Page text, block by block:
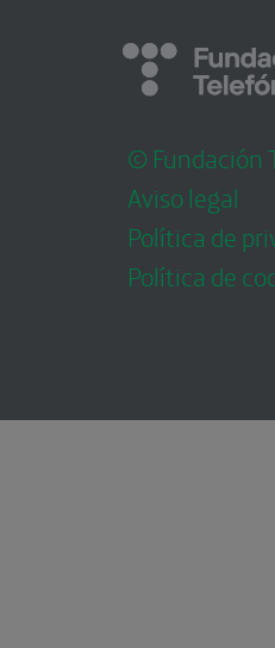
© Fundación
Aviso legal
Política de
Política de